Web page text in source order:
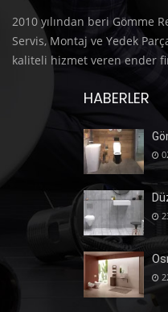
2010 yılından beri Gömme
Servis, Montaj ve Yedek
kaliteli hizmet veren ender
HABERLER